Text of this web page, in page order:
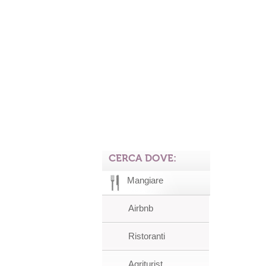
CERCA DOVE:
Mangiare
Airbnb
Ristoranti
Agriturist